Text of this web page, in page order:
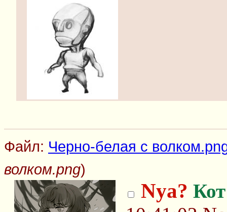
Файл: Черно-белая с
волком.png)
Nya?